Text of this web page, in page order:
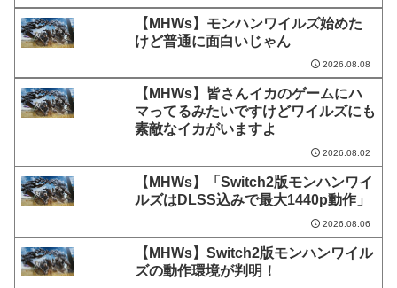
【MHWs】モンハンワイルズ始めた
けど普通に面白いじゃん
2026.08.08
【MHWs】皆さんイカのゲームにハ
マってるみたいですけどワイルズにも
素敵なイカがいますよ
2026.08.02
【MHWs】「Switch2版モンハンワイ
ルズはDLSS込みで最大1440p動作」
2026.08.06
【MHWs】Switch2版モンハンワイル
ズの動作環境が判明！